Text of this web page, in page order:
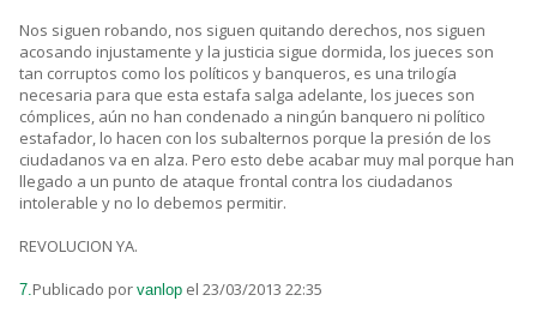
Nos siguen robando, nos siguen quitando derechos, nos siguen
acosando injustamente y la justicia sigue dormida, los jueces son
tan corruptos como los políticos y banqueros, es una trilogía
necesaria para que esta estafa salga adelante, los jueces son
cómplices, aún no han condenado a ningún banquero ni político
estafador, lo hacen con los subalternos porque la presión de los
ciudadanos va en alza. Pero esto debe acabar muy mal porque han
llegado a un punto de ataque frontal contra los ciudadanos
intolerable y no lo debemos permitir.
REVOLUCION YA.
7.Publicado por vanlop el 23/03/2013 22:35